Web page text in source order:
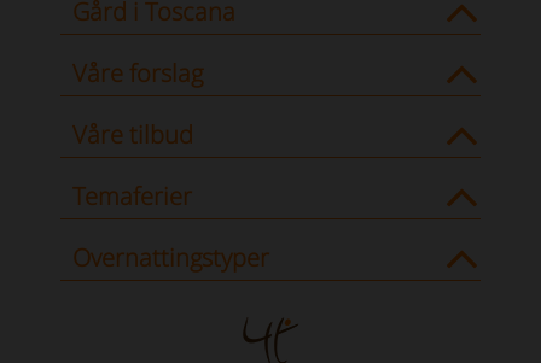
Gård i Toscana
Våre forslag
Våre tilbud
Temaferier
Overnattingstyper